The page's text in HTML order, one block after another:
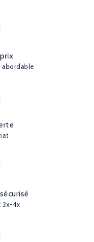
abordable
3x-4x